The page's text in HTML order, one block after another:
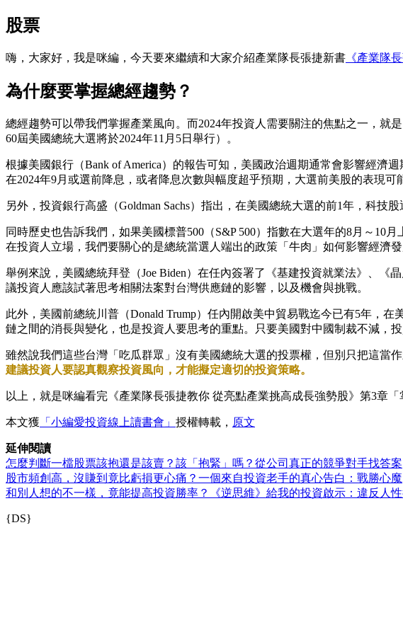
股票
嗨，大家好，我是咪編，今天要來繼續和大家介紹產業隊長張捷新書 《產業隊
為什麼要掌握總經趨勢？
總經趨勢可以帶我們掌握產業風向。而2024年投資人需要關注的焦點之一，就
60屆美國總統大選將於2024年11月5日舉行）。
根據美國銀行（Bank of America）的報告可知，美國政治週期通常會影響經濟
在2024年9月或選前降息，或者降息次數與幅度超乎預期，大選前美股的表現可
另外，投資銀行高盛（Goldman Sachs）指出，在美國總統大選的前1年，科技
同時歷史也告訴我們，如果美國標普500（S&P 500）指數在大選年的8月～10
在投資人立場，我們要關心的是總統當選人端出的政策「牛肉」如何影響經濟發
舉例來說，美國總統拜登（Joe Biden）在任內簽署了《基建投資就業法》、
議投資人應該試著思考相關法案對台灣供應鏈的影響，以及機會與挑戰。
此外，美國前總統川普（Donald Trump）任內開啟美中貿易戰迄今已有5年，
鏈之間的消長與變化，也是投資人要思考的重點。只要美國對中國制裁不減，
雖然說我們這些台灣「吃瓜群眾」沒有美國總統大選的投票權，但別只把這當作
建議投資人要認真觀察投資風向，才能擬定適切的投資策略。
以上，就是咪編看完《產業隊長張捷教你 從亮點產業挑高成長強勢股》第3章
本文獲 「小編愛投資線上讀書會」 授權轉載， 原文
延伸閱讀
怎麼判斷一檔股票該抱還是該賣？該「抱緊」嗎？從公司真正的競爭對手找答案
股市頻創高，沒賺到竟比虧損更心痛？一個來自投資老手的真心告白：戰勝心魔
和別人想的不一樣，竟能提高投資勝率？《逆思維》給我的投資啟示：違反人
{DS}